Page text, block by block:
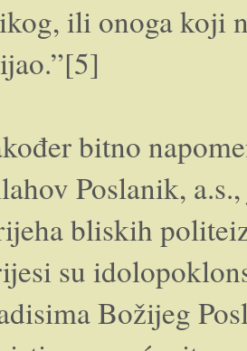
ili onoga koji
bitno
Poslanik,
bliskih
su
Božijeg